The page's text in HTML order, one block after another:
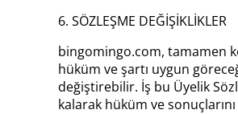
6. SÖZLEŞME DEĞİŞİKLİKLER
bingomingo.com, tamamen
hüküm ve şartı uygun
değiştirebilir. İş bu Üyelik
kalarak hüküm ve